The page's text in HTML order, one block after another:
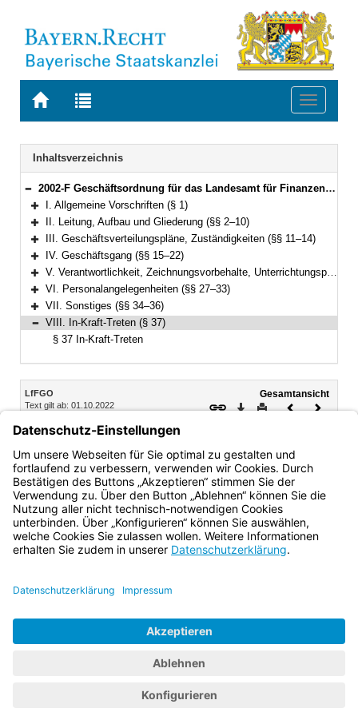
Zur
BAYERN.RECHT
Zur
letzten
Suche
Toggle
Navigation
Inhaltsverzeichnis
Bereich reduzieren
2002-F Geschäftsordnung für das Landesamt für Finanzen (LfFGO) Bekanntmachung des Bayerischen Staatsministeriums der Finanzen vom1. August 2005, Az. 41 - O 1800 - 009 - 31449/05 (FMBl. S. 150) (§§ 1–37)
Bereich erweitern
I. Allgemeine Vorschriften (§ 1)
Bereich erweitern
II. Leitung, Aufbau und Gliederung (§§ 2–10)
Bereich erweitern
III. Geschäftsverteilungspläne, Zuständigkeiten (§§ 11–14)
Bereich erweitern
IV. Geschäftsgang (§§ 15–22)
Bereich erweitern
V. Verantwortlichkeit, Zeichnungsvorbehalte, Unterrichtungspflicht (§§ 23–26)
Bereich erweitern
VI. Personalangelegenheiten (§§ 27–33)
Bereich erweitern
VII. Sonstiges (§§ 34–36)
Bereich reduzieren
VIII. In-Kraft-Treten (§ 37)
§ 37 In-Kraft-Treten
Inhalt
LfFGO
Text gilt ab: 01.10.2022
Gesamtansicht
Download
DruckenVorheriges
VIII. In-Kraft-Treten
§ 37 In-Kraft-Treten
Bayern.de
BayernPortal
Impressum